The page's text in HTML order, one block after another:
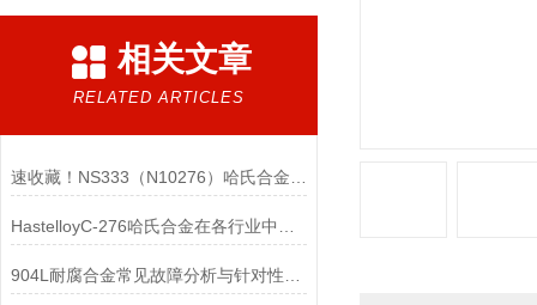
相关文章
RELATED ARTICLES